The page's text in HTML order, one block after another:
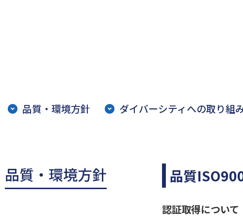
品質・環境方針 ダイバーシティへの取り組
品質・環境方針 品質
認証取得について